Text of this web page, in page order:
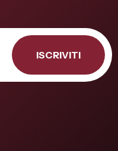
ISCRIVITI